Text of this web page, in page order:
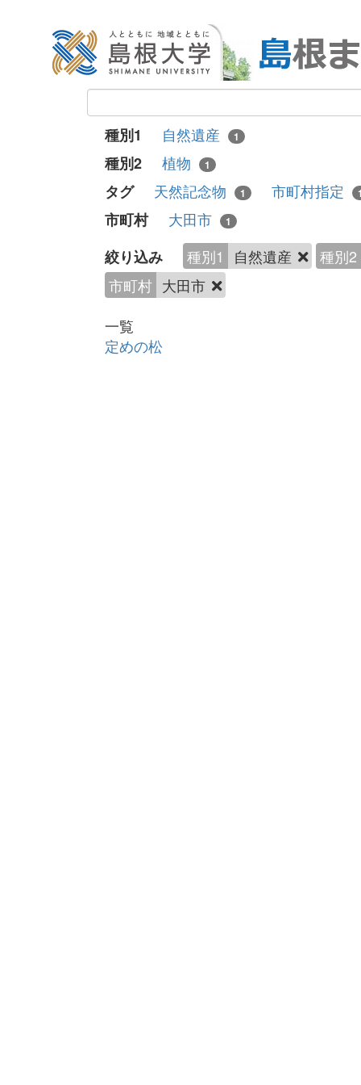
種別1 自然遺産 1
種別2 植物 1
タグ 天然記念物 1 市町村指定
市町村 大田市 1
絞り込み 種別1 自然遺産
種別2
市町村 大田市
一覧
定めの松